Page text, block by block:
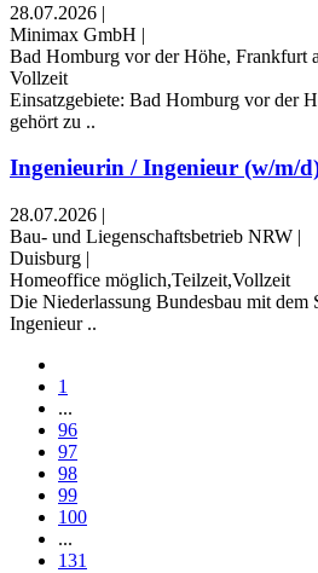
28.07.2026 |
Minimax GmbH |
Bad Homburg vor der Höhe, Frankfurt
Vollzeit
Einsatzgebiete: Bad Homburg vor der
gehört zu ..
Ingenieurin / Ingenieur (w/m/
28.07.2026 |
Bau- und Liegenschaftsbetrieb NRW |
Duisburg |
Homeoffice möglich,Teilzeit,Vollzeit
Die Niederlassung Bundesbau mit
Ingenieur ..
1
...
96
97
98
99
100
...
131